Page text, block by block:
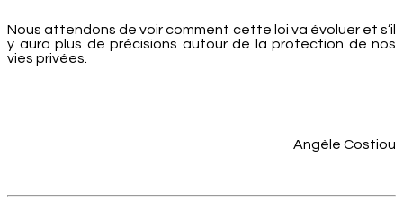
Nous attendons de voir comment cette loi va évoluer et s’il
y aura plus de précisions autour de la protection de nos
vies privées.
Angèle Costiou